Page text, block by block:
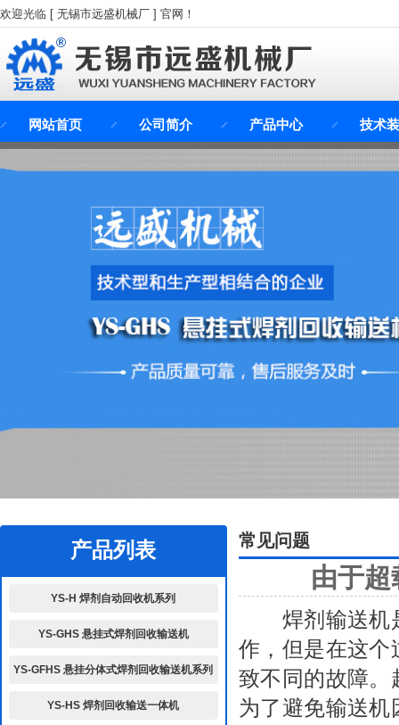
欢迎光临 [ 无锡市远盛机械厂 ] 官网！
网站首页 公司简介 产品中心 技术
产品列表
YS-H 焊剂自动回收机系列
YS-GHS 悬挂式焊剂回收输送机
YS-GFHS 悬挂分体式焊剂回收输送机系列
YS-HS 焊剂回收输送一体机
常见问题
由于
焊剂输送机是
作，但是在这个
致不同的故障。
为了避免输送